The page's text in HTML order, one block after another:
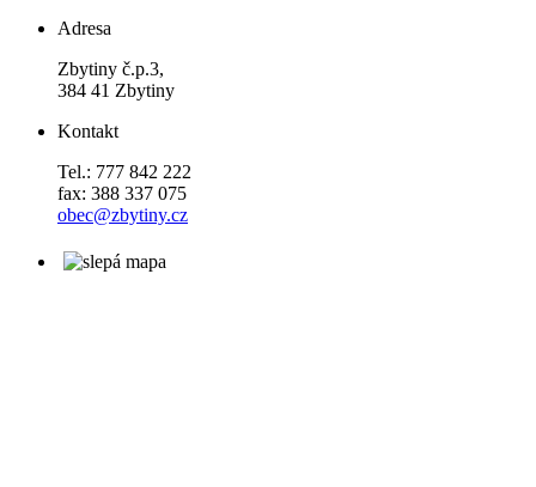
Adresa
Zbytiny č.p.3,
384 41 Zbytiny
Kontakt
Tel.: 777 842 222
fax: 388 337 075
obec@zbytiny.cz